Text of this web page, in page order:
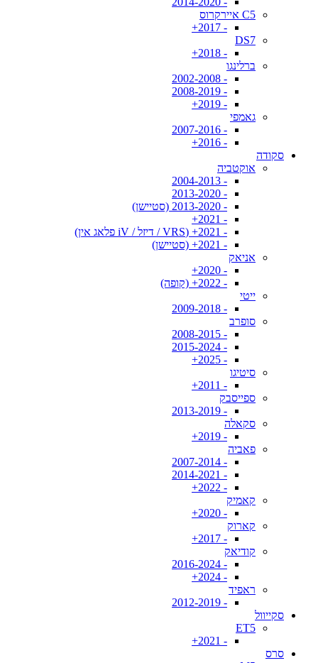
C5 איירקרוס
- 2017+
DS7
- 2018+
ברלינגו
- 2002-2008
- 2008-2019
- 2019+
גאמפי
- 2007-2016
- 2016+
סקודה
אוקטביה
- 2004-2013
- 2013-2020
- 2013-2020 (סטיישן)
- 2021+
- 2021+ (VRS / דיזל / iV פלאג אין)
- 2021+ (סטיישן)
אניאק
- 2020+
- 2022+ (קופה)
ייטי
- 2009-2018
סופרב
- 2008-2015
- 2015-2024
- 2025+
סיטיגו
- 2011+
ספייסבק
- 2013-2019
סקאלה
- 2019+
פאביה
- 2007-2014
- 2014-2021
- 2022+
קאמיק
- 2020+
קארוק
- 2017+
קודיאק
- 2016-2024
- 2024+
ראפיד
- 2012-2019
סקייוול
ET5
- 2021+
סרס